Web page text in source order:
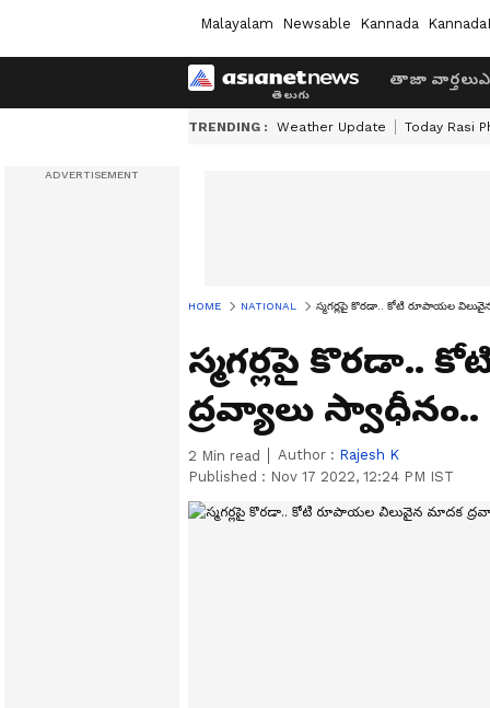
Malayalam Newsable Kannada
తాజా వార్తలు
TRENDING : Weather Update Today Rasi
HOME NATIONAL స్మగర్లపై కొరడా.. కోటి రూపాయల
స్మగర్లపై కొరడా..
ద్రవ్యాలు స్వాధీనం..
2 Min read Author : Rajesh K
Published : Nov 17 2022, 12:24 PM IST